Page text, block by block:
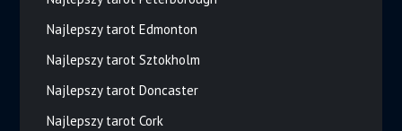
Najlepszy tarot Edmonton
Najlepszy tarot Sztokholm
Najlepszy tarot Doncaster
Najlepszy tarot Cork